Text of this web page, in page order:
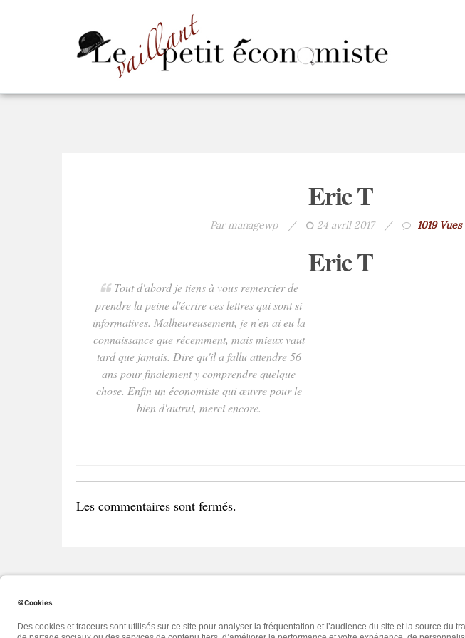
Eric T
Par managewp / 24 avril 2017 / 1019 Vues
Eric T
Tout d'abord je tiens à vous remercier de
prendre la peine d'écrire ces lettres qui sont si
informatives. Malheureusement, je n'en ai eu la
connaissance que récemment, mais mieux vaut
tard que jamais. Dire qu'il a fallu attendre 56
ans pour finalement y comprendre quelque
chose. Enfin un économiste qui œuvre pour le
bien d'autrui, merci encore.
Les commentaires sont fermés.